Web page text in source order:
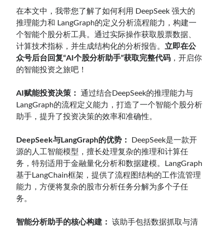
在本文中，我带您了解了如何利用 DeepSeek 强大的
推理能力和 LangGraph的定义分析流程能力，构建一
个智能个股分析工具。通过实际操作获取股票数据、
计算技术指标，并生成结构化的分析报告。 立即在公
众号后台回复“AI个股分析助手”获取完整代码 ，开启你
的智能投资之旅吧！
AI赋能投资决策：
通过结合DeepSeek的推理能力与
LangGraph的流程定义能力，打造了一个智能个股分析
助手，提升了投资决策的效率和准确性。
DeepSeek与LangGraph的优势：
DeepSeek是一款开
源的人工智能模型，擅长处理复杂的推理和计算任
务，特别适用于金融量化分析和数据建模。LangGraph
基于LangChain框架，提供了流程图结构的工作流管理
能力，方便将复杂的股市分析任务分解为多个子任
务。
智能分析助手的核心构建：
该助手包括数据抓取与清